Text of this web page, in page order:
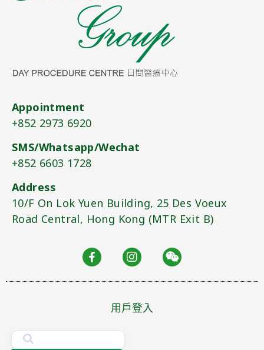
Appointment
+852 2973 6920​
SMS/Whatsapp/Wechat
+852 6603 1728
Address
10/F On Lok Yuen Building, 25 Des Voeux
Road Central, Hong Kong (MTR Exit B)​
用戶登入